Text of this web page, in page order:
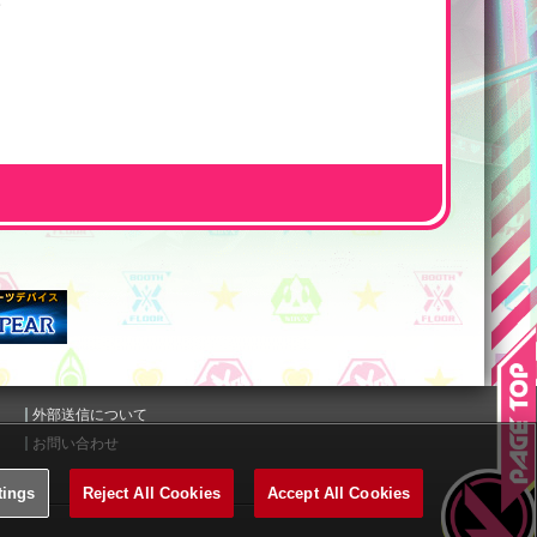
外部送信について
お問い合わせ
Reject All Cookies Accept All Cookies